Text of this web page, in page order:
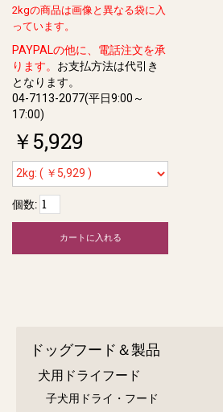
2kgの商品は画像と異なる袋に入
っています。
PAYPALの他に、電話注文を承
ります。 お支払方法は代引き
となります。
04-7113-2077(平日9:00～
17:00)
￥5,929
個数:
カートに入れる
ドッグフード＆製品
犬用ドライフード
子犬用ドライ・フード